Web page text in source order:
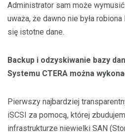
Administrator sam może
uważa, że dawno nie była
się istotne dane.
Backup i odzyskiwanie bazy
Systemu CTERA można
Pierwszy najbardziej
iSCSI za pomocą, której
infrastrukturze niewielki SAN